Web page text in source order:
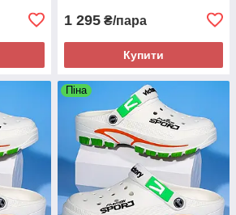
1 295 ₴/пара
Купити
Піна